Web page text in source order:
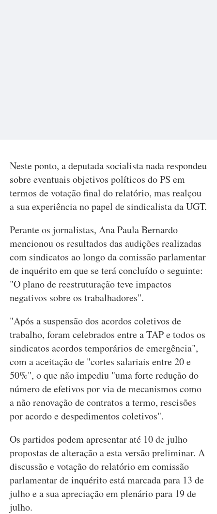
Neste ponto, a deputada socialista nada respondeu
sobre eventuais objetivos políticos do PS em
termos de votação final do relatório, mas realçou
a sua experiência no papel de sindicalista da UGT.
Perante os jornalistas, Ana Paula Bernardo
mencionou os resultados das audições realizadas
com sindicatos ao longo da comissão parlamentar
de inquérito em que se terá concluído o seguinte:
"O plano de reestruturação teve impactos
negativos sobre os trabalhadores".
"Após a suspensão dos acordos coletivos de
trabalho, foram celebrados entre a TAP e todos os
sindicatos acordos temporários de emergência",
com a aceitação de "cortes salariais entre 20 e
50%", o que não impediu "uma forte redução do
número de efetivos por via de mecanismos como
a não renovação de contratos a termo, rescisões
por acordo e despedimentos coletivos".
Os partidos podem apresentar até 10 de julho
propostas de alteração a esta versão preliminar. A
discussão e votação do relatório em comissão
parlamentar de inquérito está marcada para 13 de
julho e a sua apreciação em plenário para 19 de
julho.